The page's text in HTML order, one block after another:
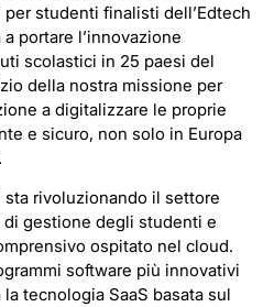
studenti finalisti dell’Edtech
portare l’innovazione
scolastici in 25 paesi del
della nostra missione per
a digitalizzare le proprie
e sicuro, non solo in Europa
sta rivoluzionando il settore
gestione degli studenti e
ospitato nel cloud.
software più innovativi
tecnologia SaaS basata sul